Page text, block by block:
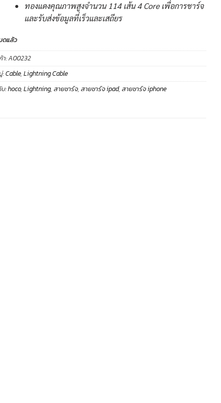
ทองแดงคุณภาพสูงจำนวน 114 เส้น 4 Core เพื่อการชาร์จ
และรับส่งข้อมูลที่เร็วและเสถียร
ดแล้ว
:A00232
:Cable, Lightning Cable
:hoco, Lightning, สายชาร์จ, สายชาร์จ ipad, สายชาร์จ iphone